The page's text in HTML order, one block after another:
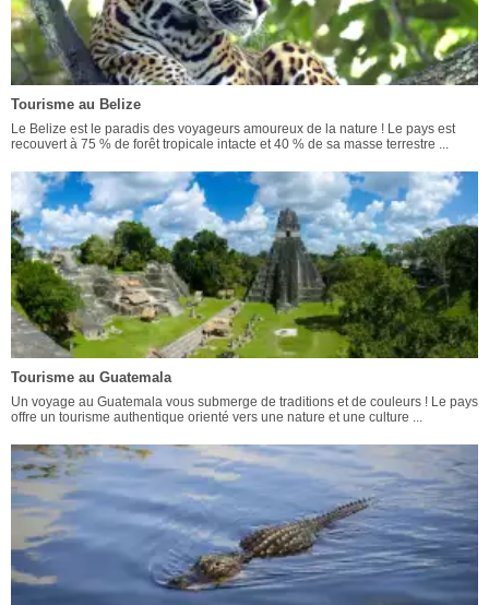
Tourisme au Belize
Le Belize est le paradis des voyageurs amoureux de la nature ! Le pays est
recouvert à 75 % de forêt tropicale intacte et 40 % de sa masse terrestre ...
Tourisme au Guatemala
Un voyage au Guatemala vous submerge de traditions et de couleurs ! Le pays
offre un tourisme authentique orienté vers une nature et une culture ...